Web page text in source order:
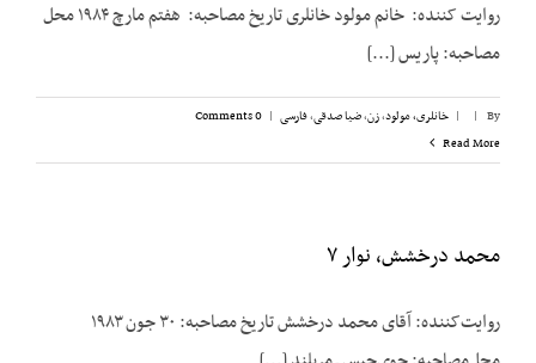
روایت کننده: خانم مولود خانلری تاریخ مصاحبه: هفتم مارچ ۱۹۸۴ محل
مصاحبه: پاریس [...]
By
|
| خانلری، مولود,زن,ضیا صدقی,فارسی |
0 Comments
Read More
محمد درخشش، نوار ۷
روایت‌کننده: آقای محمد درخشش تاریخ مصاحبه: ۳۰ جون ۱۹۸۳